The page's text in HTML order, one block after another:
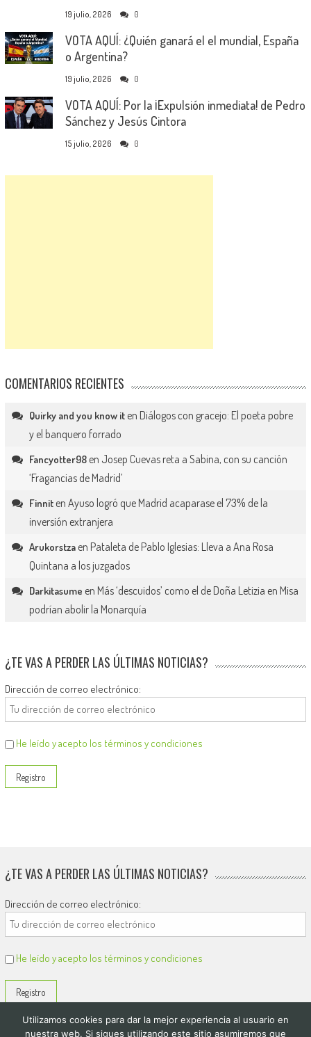
19 julio, 2026 0
VOTA AQUÍ: ¿Quién ganará el el mundial, España
o Argentina?
19 julio, 2026 0
VOTA AQUÍ: Por la ¡Expulsión inmediata! de Pedro
Sánchez y Jesús Cintora
15 julio, 2026 0
COMENTARIOS RECIENTES
Quirky and you know iten Diálogos con gracejo: El poeta pobre
y el banquero forrado
Fancyotter98en Josep Cuevas reta a Sabina, con su canción
‘Fragancias de Madrid’
Finniten Ayuso logró que Madrid acaparase el 73% de la
inversión extranjera
Arukorstzaen Pataleta de Pablo Iglesias: Lleva a Ana Rosa
Quintana a los juzgados
Darkitasume en Más ‘descuidos’ como el de Doña Letizia en Misa
podrían abolir la Monarquía
¿TE VAS A PERDER LAS ÚLTIMAS NOTICIAS?
Dirección de correo electrónico:
He leído y acepto los términos y condiciones
¿TE VAS A PERDER LAS ÚLTIMAS NOTICIAS?
Dirección de correo electrónico:
He leído y acepto los términos y condiciones
Utilizamos cookies para dar la mejor experiencia al usuario en
nuestra web. Si sigues utilizando este sitio asumiremos que